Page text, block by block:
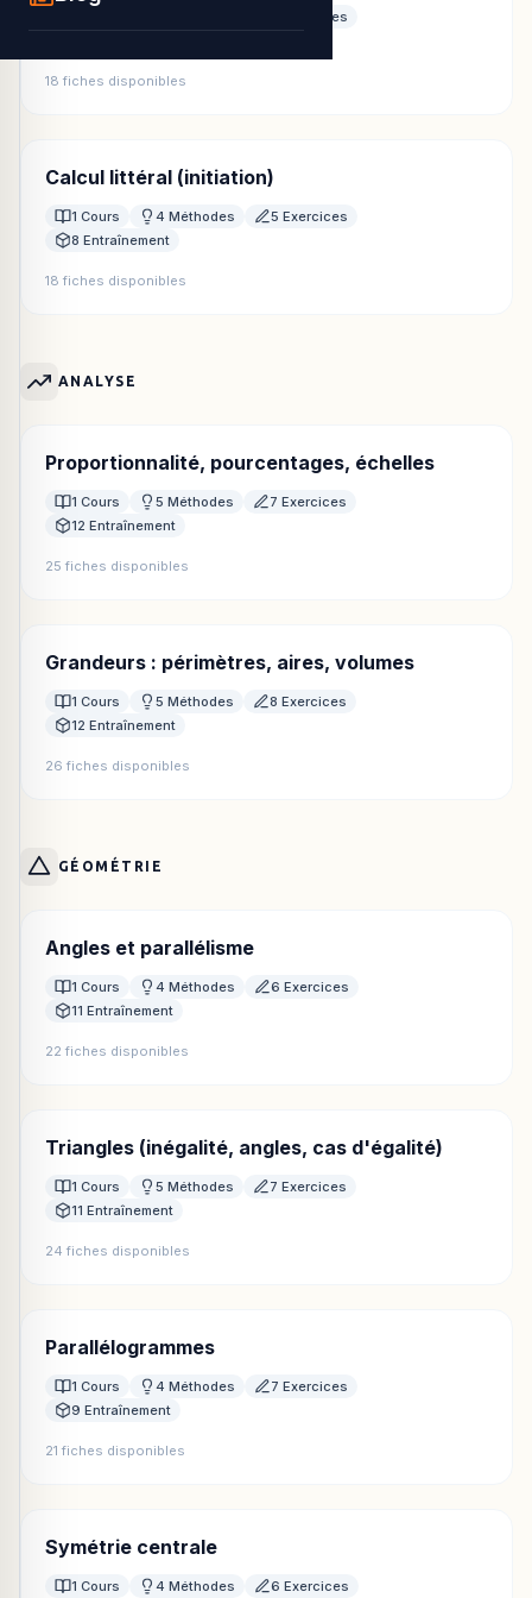
6 Exercices
18 fiches disponibles
Calcul littéral (initiation)
1 Cours 4 Méthodes
5 Exercices
8 Entraînement
18 fiches disponibles
ANALYSE
Proportionnalité, pourcentages, échelles
1 Cours 5 Méthodes
7 Exercices
12 Entraînement
25 fiches disponibles
Grandeurs : périmètres, aires, volumes
1 Cours 5 Méthodes
8 Exercices
12 Entraînement
26 fiches disponibles
GÉOMÉTRIE
Angles et parallélisme
1 Cours 4 Méthodes
6 Exercices
11 Entraînement
22 fiches disponibles
Triangles (inégalité, angles, cas d'égalité)
1 Cours 5 Méthodes
7 Exercices
11 Entraînement
24 fiches disponibles
Parallélogrammes
1 Cours 4 Méthodes
7 Exercices
9 Entraînement
21 fiches disponibles
Symétrie centrale
1 Cours 4 Méthodes 6 Exercices